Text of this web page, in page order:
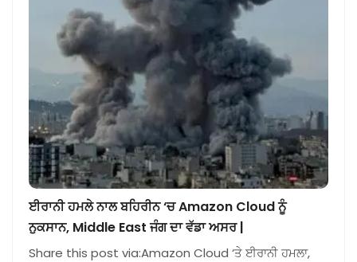
ਈਰਾਨੀ ਹਮਲੇ ਨਾਲ ਬਹਿਰੀਨ ‘ਚ Amazon Cloud ਨੂੰ
ਨੁਕਸਾਨ, Middle East ਜੰਗ ਦਾ ਵੱਡਾ ਅਸਰ |
Share this post via:Amazon Cloud ‘ਤੇ ਈਰਾਨੀ ਹਮਲਾ,